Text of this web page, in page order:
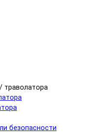
траволатора
безопасности